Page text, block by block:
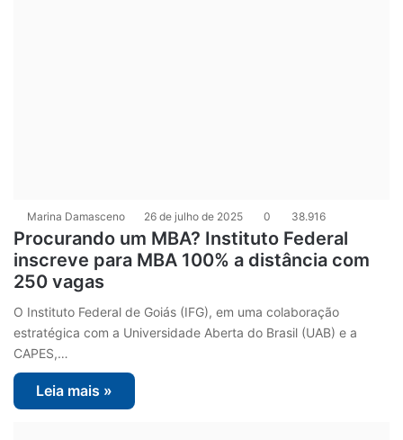
Marina Damasceno 26 de julho de 2025 0 38.916
Procurando um MBA? Instituto Federal
inscreve para MBA 100% a distância com
250 vagas
O Instituto Federal de Goiás (IFG), em uma colaboração
estratégica com a Universidade Aberta do Brasil (UAB) e a
CAPES,…
Leia mais »